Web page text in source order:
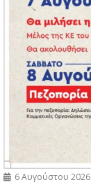
6 Αυγούστου 2026